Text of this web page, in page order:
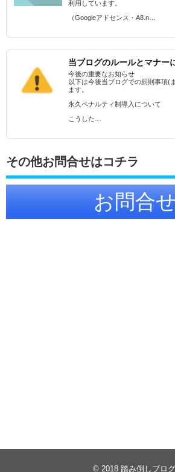
利用しています。
（Googleアドセンス・A8.n…
当ブログのルールとマナー
今後の重要なお知らせ
以下は今後当ブログでの罰則事項(
ます。
永久ペナルティ制導入について
こうした…
その他お問合せはコチラ
お問合
© 2018 踏み倒しブログ